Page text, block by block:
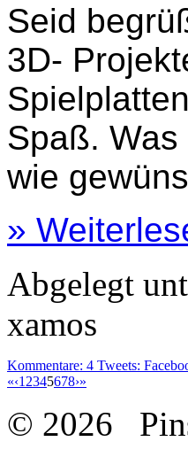
Seid
3D-
Spaß.
wie
»
Abgelegt
xamos
Kommentare: 4 Tweets:
«‹1 2345678›»
© 2026